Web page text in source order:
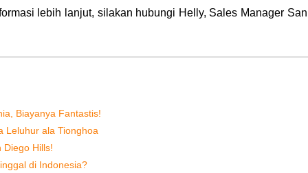
lebih lanjut, silakan hubungi Helly, Sales Manager
Biayanya Fantastis!
Leluhur ala Tionghoa
Diego Hills!
di Indonesia?